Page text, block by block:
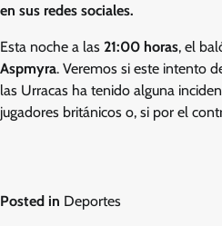
en sus redes sociales.
Esta noche a las 21:00 horas, el
Aspmyra. Veremos si este intento
las Urracas ha tenido alguna
jugadores británicos o, si por el
Posted in Deportes